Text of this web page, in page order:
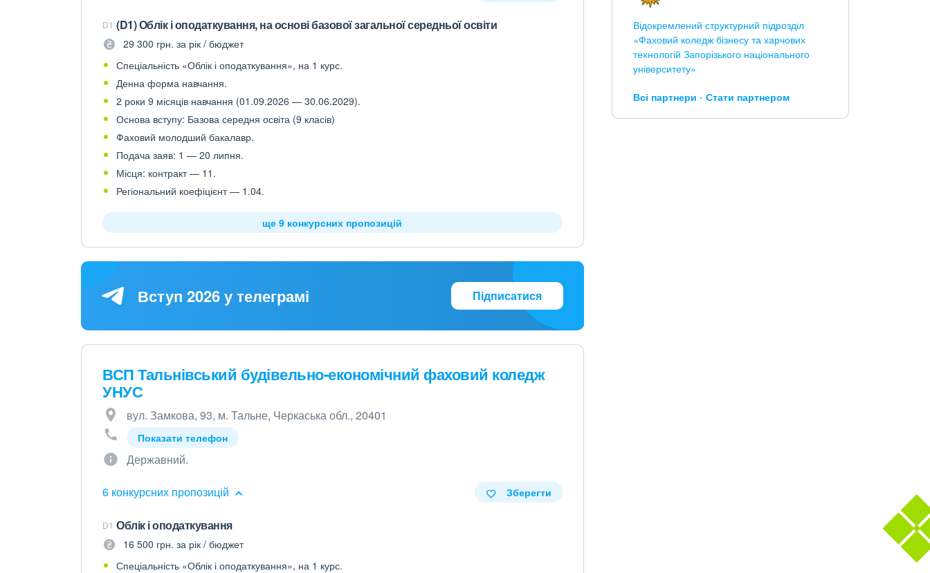
D1 (D1) Облік і оподаткування, на основі базової загальної середньої освіти
29 300 грн. за рік / бюджет
Спеціальність «Облік і оподаткування», на 1 курс.
Денна форма навчання.
2 роки 9 місяців навчання (01.09.2026 — 30.06.2029).
Основа вступу: Базова середня освіта (9 класів)
Фаховий молодший бакалавр.
Подача заяв: 1 — 20 липня.
Місця: контракт — 11.
Регіональний коефіцієнт — 1.04.
ще 9 конкурсних пропозицій
Вступ 2026 у телеграмі Підписатися
ВСП Тальнівський будівельно-економічний фаховий коледж
УНУС
вул. Замкова, 93, м. Тальне, Черкаська обл., 20401
Показати телефон
Державний.
6 конкурсних пропозицій Зберегти
D1 Облік і оподаткування
16 500 грн. за рік / бюджет
Спеціальність «Облік і оподаткування», на 1 курс.
Відокремлений структурний підрозділ
«Фаховий коледж бізнесу та харчових
технологій Запорізького національного
університету»
Всі партнери Стати партнером